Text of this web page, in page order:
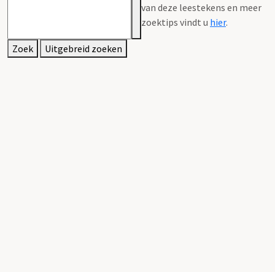
van deze leestekens en meer
zoektips vindt u hier.
Zoek Uitgebreid zoeken